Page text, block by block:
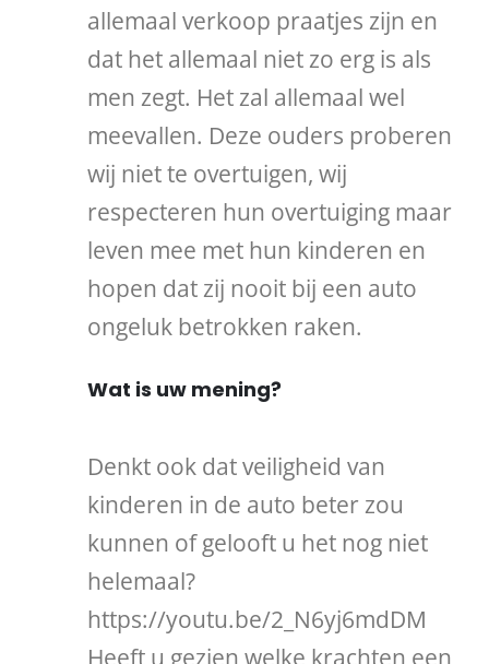
allemaal verkoop praatjes zijn en
dat het allemaal niet zo erg is als
men zegt. Het zal allemaal wel
meevallen. Deze ouders proberen
wij niet te overtuigen, wij
respecteren hun overtuiging maar
leven mee met hun kinderen en
hopen dat zij nooit bij een auto
ongeluk betrokken raken.
Wat is uw mening?
Denkt ook dat veiligheid van
kinderen in de auto beter zou
kunnen of gelooft u het nog niet
helemaal?
https://youtu.be/2_N6yj6mdDM
Heeft u gezien welke krachten een